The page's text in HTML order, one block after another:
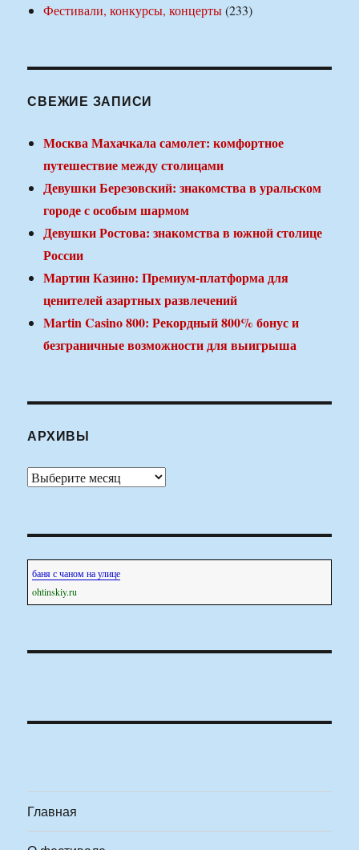
Фестивали, конкурсы, концерты(233)
СВЕЖИЕ ЗАПИСИ
Москва Махачкала самолет: комфортное
путешествие между столицами
Девушки Березовский: знакомства в уральском
городе с особым шармом
Девушки Ростова: знакомства в южной столице
России
Мартин Казино: Премиум-платформа для
ценителей азартных развлечений
Martin Casino 800: Рекордный 800% бонус и
безграничные возможности для выигрыша
АРХИВЫ
Архивы
баня с чаном на улице
ohtinskiy.ru
Главная